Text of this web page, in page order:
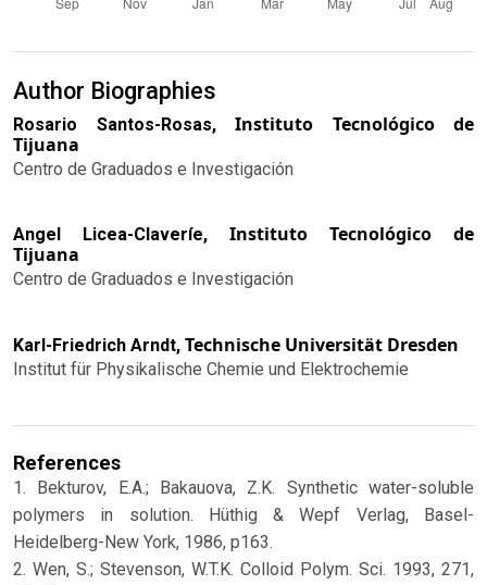
Author Biographies
Rosario Santos-Rosas, Instituto Tecnológico de
Tijuana
Centro de Graduados e Investigación
Angel Licea-Claveríe, Instituto Tecnológico de
Tijuana
Centro de Graduados e Investigación
Karl-Friedrich Arndt, Technische Universität Dresden
Institut für Physikalische Chemie und Elektrochemie
References
1. Bekturov, E.A.; Bakauova, Z.K. Synthetic water-soluble
polymers in solution. Hüthig & Wepf Verlag, Basel-
Heidelberg-New York, 1986, p163.
2. Wen, S.; Stevenson, W.T.K. Colloid Polym. Sci. 1993, 271,